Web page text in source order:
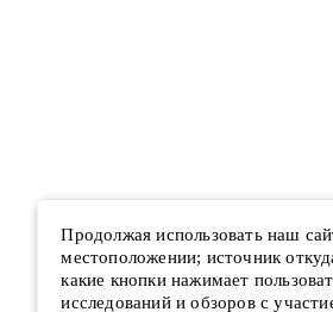
Продолжая использовать наш
местоположении; источник
какие кнопки нажимает
исследований и обзоров с